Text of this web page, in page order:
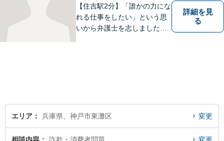
【住吉駅2分】「誰かの力にな
れる仕事をしたい」という思
いから弁護士を志しました。
詳細を見
る
エリア 兵庫県、神戸市東灘区 変更